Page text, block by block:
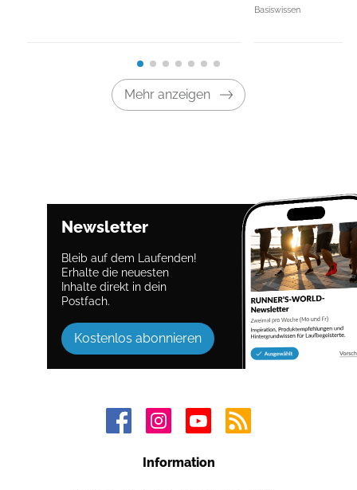
Basiswissen
Mehr anzeigen
Newsletter
Bleib auf dem Laufenden!
Erhalte die neuesten
Inhalte direkt in dein
Postfach.
Kostenlos abonnieren
Information